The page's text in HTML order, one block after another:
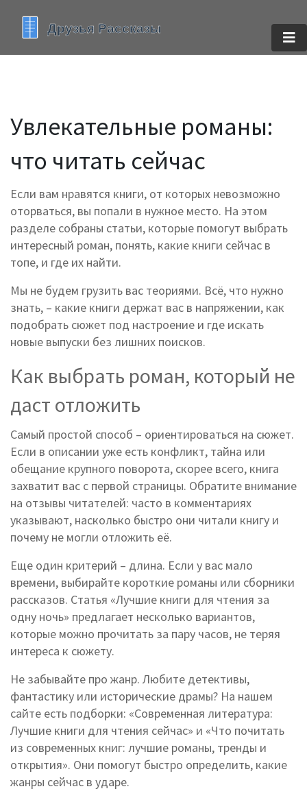
Увлекательные романы:
что читать сейчас
Если вам нравятся книги, от которых невозможно
оторваться, вы попали в нужное место. На этом
разделе собраны статьи, которые помогут выбрать
интересный роман, понять, какие книги сейчас в
топе, и где их найти.
Мы не будем грузить вас теориями. Всё, что нужно
знать, – какие книги держат вас в напряжении, как
подобрать сюжет под настроение и где искать
новые выпуски без лишних поисков.
Как выбрать роман, который не
даст отложить
Самый простой способ – ориентироваться на сюжет.
Если в описании уже есть конфликт, тайна или
обещание крупного поворота, скорее всего, книга
захватит вас с первой страницы. Обратите внимание
на отзывы читателей: часто в комментариях
указывают, насколько быстро они читали книгу и
почему не могли отложить её.
Еще один критерий – длина. Если у вас мало
времени, выбирайте короткие романы или сборники
рассказов. Статья «Лучшие книги для чтения за
одну ночь» предлагает несколько вариантов,
которые можно прочитать за пару часов, не теряя
интереса к сюжету.
Не забывайте про жанр. Любите детективы,
фантастику или исторические драмы? На нашем
сайте есть подборки: «Современная литература:
Лучшие книги для чтения сейчас» и «Что почитать
из современных книг: лучшие романы, тренды и
открытия». Они помогут быстро определить, какие
жанры сейчас в ударе.